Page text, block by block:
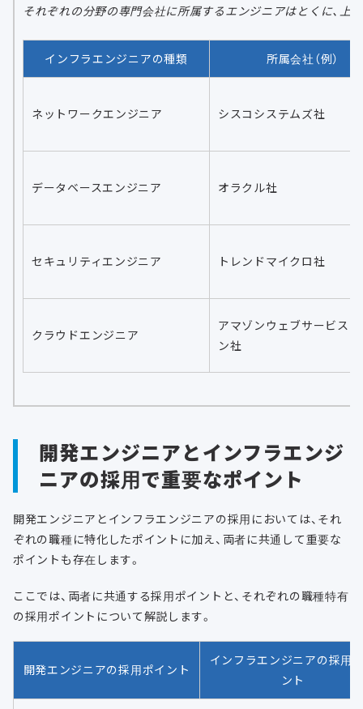
それぞれの分野の専門会社に所属するエンジニアはとくに、上
インフラエンジニアの種類 所属会社（例）
ネットワークエンジニア シスコシステムズ社
データベースエンジニア オラクル社
セキュリティエンジニア トレンドマイクロ社
クラウドエンジニア
アマゾンウェブサービス
ン社
開発エンジニアとインフラエンジ
ニアの採用で重要なポイント
開発エンジニアとインフラエンジニアの採用においては、それ
ぞれの職種に特化したポイントに加え、両者に共通して重要な
ポイントも存在します。
ここでは、両者に共通する採用ポイントと、それぞれの職種特有
の採用ポイントについて解説します。
開発エンジニアの採用ポイント
インフラエンジニアの採用
ント